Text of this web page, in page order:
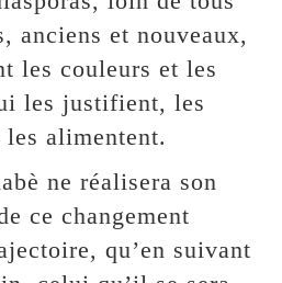
anciens et nouveaux,
les couleurs et les
les justifient, les
les alimentent.
ne réalisera son
ce changement
qu’en suivant